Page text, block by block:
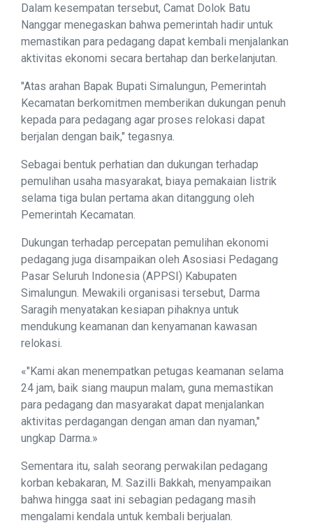
Dalam kesempatan tersebut, Camat Dolok Batu
Nanggar menegaskan bahwa pemerintah hadir untuk
memastikan para pedagang dapat kembali menjalankan
aktivitas ekonomi secara bertahap dan berkelanjutan.
"Atas arahan Bapak Bupati Simalungun, Pemerintah
Kecamatan berkomitmen memberikan dukungan penuh
kepada para pedagang agar proses relokasi dapat
berjalan dengan baik," tegasnya.
Sebagai bentuk perhatian dan dukungan terhadap
pemulihan usaha masyarakat, biaya pemakaian listrik
selama tiga bulan pertama akan ditanggung oleh
Pemerintah Kecamatan.
Dukungan terhadap percepatan pemulihan ekonomi
pedagang juga disampaikan oleh Asosiasi Pedagang
Pasar Seluruh Indonesia (APPSI) Kabupaten
Simalungun. Mewakili organisasi tersebut, Darma
Saragih menyatakan kesiapan pihaknya untuk
mendukung keamanan dan kenyamanan kawasan
relokasi.
«"Kami akan menempatkan petugas keamanan selama
24 jam, baik siang maupun malam, guna memastikan
para pedagang dan masyarakat dapat menjalankan
aktivitas perdagangan dengan aman dan nyaman,"
ungkap Darma.»
Sementara itu, salah seorang perwakilan pedagang
korban kebakaran, M. Sazilli Bakkah, menyampaikan
bahwa hingga saat ini sebagian pedagang masih
mengalami kendala untuk kembali berjualan.